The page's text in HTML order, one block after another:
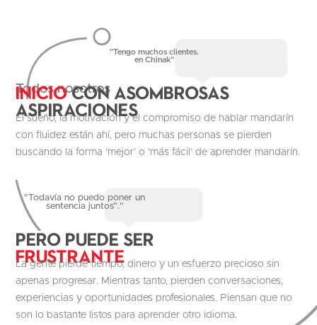
"Tengo muchos clientes.
en Chinak"
Todos nosotros
Iniciocon asombrosas
aspiraciones
El sueño, la motivación y el compromiso de hablar mandarín
con fluidez están ahí, pero muchas personas se pierden
buscando la forma ‘mejor’ o ‘más fácil’ de aprender mandarín.
"Todavía no puedo poner un
sentencia juntos"."
Pero puede ser
Frustrante
La gente pierde tiempo, dinero y un esfuerzo precioso sin
apenas progresar. Mientras tanto, pierden conversaciones,
experiencias y oportunidades profesionales. Piensan que no
son lo bastante listos para aprender otro idioma.